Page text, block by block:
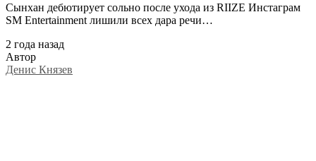
Сынхан дебютирует сольно после ухода из RIIZE Инстаграм
SM Entertainment лишили всех дара речи…
2 года назад
Автор
Денис Князев